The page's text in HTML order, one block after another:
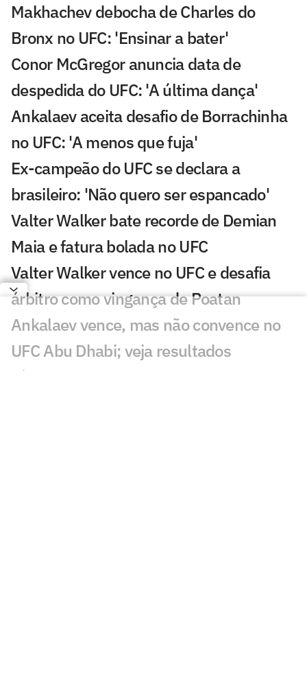
Makhachev debocha de Charles do
Bronx no UFC: 'Ensinar a bater'
Conor McGregor anuncia data de
despedida do UFC: 'A última dança'
Ankalaev aceita desafio de Borrachinha
no UFC: 'A menos que fuja'
Ex-campeão do UFC se declara a
brasileiro: 'Não quero ser espancado'
Valter Walker bate recorde de Demian
Maia e fatura bolada no UFC
Valter Walker vence no UFC e desafia
árbitro como vingança de Poatan
Ankalaev vence, mas não convence no
UFC Abu Dhabi; veja resultados
Vídeo: Conor McGregor treina antes de